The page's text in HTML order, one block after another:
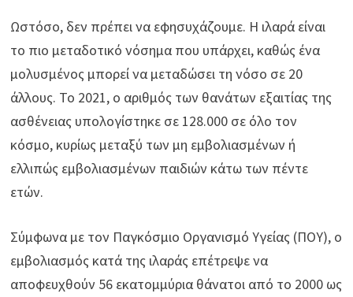
Ωστόσο, δεν πρέπει να εφησυχάζουμε. Η ιλαρά είναι
το πιο μεταδοτικό νόσημα που υπάρχει, καθώς ένα
μολυσμένος μπορεί να μεταδώσει τη νόσο σε 20
άλλους. Το 2021, ο αριθμός των θανάτων εξαιτίας της
ασθένειας υπολογίστηκε σε 128.000 σε όλο τον
κόσμο, κυρίως μεταξύ των μη εμβολιασμένων ή
ελλιπώς εμβολιασμένων παιδιών κάτω των πέντε
ετών.
Σύμφωνα με τον Παγκόσμιο Οργανισμό Υγείας (ΠΟΥ), ο
εμβολιασμός κατά της ιλαράς επέτρεψε να
αποφευχθούν 56 εκατομμύρια θάνατοι από το 2000 ως